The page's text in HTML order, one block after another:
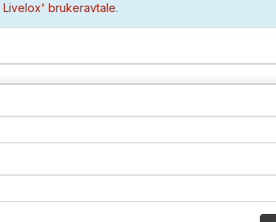
Livelox' brukeravtale.